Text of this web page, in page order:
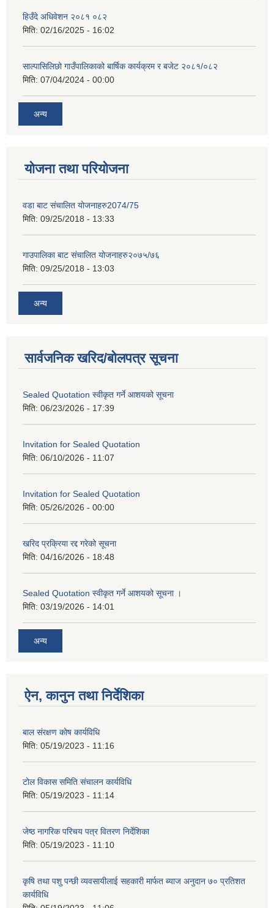
हिउँदे अधिवेशन २०८१ ०८२
मिति: 02/16/2025 - 16:02
साल्पासिलिछो गाउँपालिकाको बार्षिक कार्यक्रम र बजेट २०८१/०८२
मिति: 07/04/2024 - 00:00
अन्य
योजना तथा परियोजना
वडा बाट संचालित योजनाहरु2074/75
मिति: 09/25/2018 - 13:33
गाउपालिका बाट संचालित योजनाहरु२०७५/७६
मिति: 09/25/2018 - 13:03
अन्य
सार्वजनिक खरिद/बोलपत्र सूचना
Sealed Quotation स्वीकृत गर्ने आशयको सूचना
मिति: 06/23/2026 - 17:39
Invitation for Sealed Quotation
मिति: 06/10/2026 - 11:07
Invitation for Sealed Quotation
मिति: 05/26/2026 - 00:00
खरिद प्रक्रिया रद्द गरेको सूचना
मिति: 04/16/2026 - 18:48
Sealed Quotation स्वीकृत गर्ने आशयको सूचना ।
मिति: 03/19/2026 - 14:01
अन्य
ऐन, कानुन तथा निर्देशिका
बाल संरक्षण कोष कार्यविधि
मिति: 05/19/2023 - 11:16
टोल विकास समिति संचालन कार्यविधि
मिति: 05/19/2023 - 11:14
जेष्ठ नागरिक परिचय पत्र वितरण निर्देशिका
मिति: 05/19/2023 - 11:10
कृषि तथा पशु पन्छी व्यवसायीलाई सहकारी मार्फत ब्याज अनुदान ७० प्रतिशत
कार्यविधि